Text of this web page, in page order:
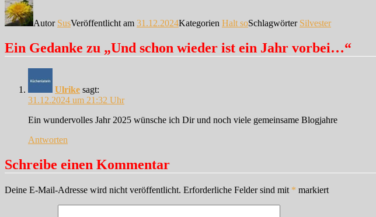
Autor SusVeröffentlicht am 31.12.2024Kategorien Halt soSchlagwörter Silvester
Ein Gedanke zu „Und schon wieder ist ein Jahr vorbei…“
Ulrike sagt:
31.12.2024 um 21:32 Uhr
Ein wundervolles Jahr 2025 wünsche ich Dir und noch viele gemeinsame Blogjahre
Antworten
Schreibe einen Kommentar
Deine E-Mail-Adresse wird nicht veröffentlicht. Erforderliche Felder sind mit * markiert